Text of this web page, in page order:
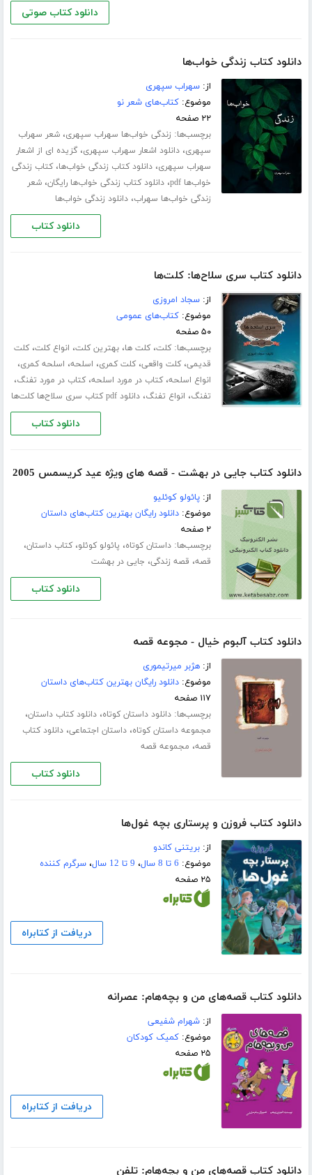
دانلود کتاب صوتی
دانلود کتاب زندگی خواب‌ها
از:سهراب سپهری
موضوع:کتاب‌های شعر نو
۲۲ صفحه
برچسب‌ها: زندگی خواب‌ها سهراب سپهری،شعر سهراب
سپهری،دانلود اشعار سهراب سپهری،گزیده ای از اشعار
سهراب سپهری،دانلود کتاب زندگی خواب‌ها،کتاب زندگی
خواب‌ها pdf
،دانلود کتاب زندگی خواب‌ها رایگان،شعر
زندگی خواب‌ها سهراب،دانلود زندگی خواب‌ها
دانلود کتاب
دانلود کتاب سری سلاح‌ها: کلت‌ها
از:سجاد امروزی
موضوع:کتاب‌های عمومی
۵۰ صفحه
برچسب‌ها:کلت،کلت ها،بهترین کلت، انواع کلت،کلت
قدیمی،کلت واقعی،کلت کمری، اسلحه، اسلحه کمری،
انواع اسلحه،کتاب در مورد اسلحه،کتاب در مورد تفنگ،
تفنگ، انواع تفنگ،دانلود pdf کتاب سری سلاح‌ها کلت‌ها
دانلود کتاب
دانلود کتاب جایی در بهشت - قصه های ویژه عید کریسمس 2005
از:پائولو کوئلیو
موضوع:دانلود رایگان بهترین کتاب‌های داستان
۲ صفحه
برچسب‌ها:داستان کوتاه، پائولو کوئلو،کتاب داستان،
قصه، قصه زندگی، جایی در بهشت
دانلود کتاب
دانلود کتاب آلبوم خیال - مجوعه قصه
از:هژبر میرتیموری
موضوع:دانلود رایگان بهترین کتاب‌های داستان
۱۱۷ صفحه
برچسب‌ها:دانلود داستان کوتاه،دانلود کتاب داستان،
مجموعه داستان کوتاه،داستان اجتماعی،دانلود کتاب
قصه، مجموعه قصه
دانلود کتاب
دانلود کتاب فروزن و پرستاری بچه غول‌ها
از:بریتنی کاندو
موضوع: 6 تا 8 سال ، 9 تا 12 سال ،سرگرم کننده
۲۵ صفحه
دریافت از کتابراه
دانلود کتاب قصه‌های من و بچه‌هام: عصرانه
از:شهرام شفیعی
موضوع:کمیک کودکان
۲۵ صفحه
دریافت از کتابراه
دانلود کتاب قصه‌های من و بچه‌هام: تلفن